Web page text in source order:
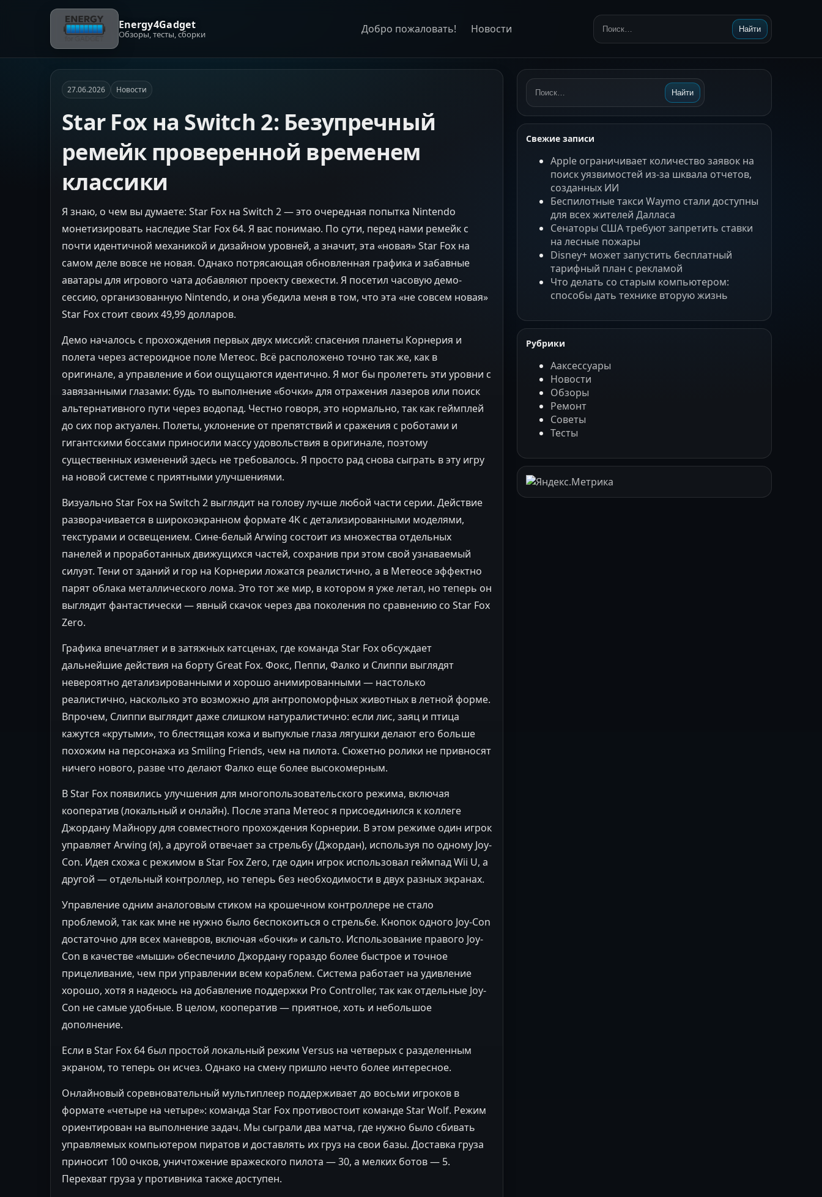
Energy4Gadget
Обзоры, тесты, сборки Добро пожаловать! Новости Поиск: Найти
27.06.2026 Новости
Star Fox на Switch 2: Безупречный
ремейк проверенной временем
классики
Я знаю, о чем вы думаете: Star Fox на Switch 2 — это очередная попытка Nintendo
монетизировать наследие Star Fox 64. Я вас понимаю. По сути, перед нами ремейк с
почти идентичной механикой и дизайном уровней, а значит, эта «новая» Star Fox на
самом деле вовсе не новая. Однако потрясающая обновленная графика и забавные
аватары для игрового чата добавляют проекту свежести. Я посетил часовую демо-
сессию, организованную Nintendo, и она убедила меня в том, что эта «не совсем новая»
Star Fox стоит своих 49,99 долларов.
Демо началось с прохождения первых двух миссий: спасения планеты Корнерия и
полета через астероидное поле Метеос. Всё расположено точно так же, как в
оригинале, а управление и бои ощущаются идентично. Я мог бы пролететь эти уровни с
завязанными глазами: будь то выполнение «бочки» для отражения лазеров или поиск
альтернативного пути через водопад. Честно говоря, это нормально, так как геймплей
до сих пор актуален. Полеты, уклонение от препятствий и сражения с роботами и
гигантскими боссами приносили массу удовольствия в оригинале, поэтому
существенных изменений здесь не требовалось. Я просто рад снова сыграть в эту игру
на новой системе с приятными улучшениями.
Визуально Star Fox на Switch 2 выглядит на голову лучше любой части серии. Действие
разворачивается в широкоэкранном формате 4K с детализированными моделями,
текстурами и освещением. Сине-белый Arwing состоит из множества отдельных
панелей и проработанных движущихся частей, сохранив при этом свой узнаваемый
силуэт. Тени от зданий и гор на Корнерии ложатся реалистично, а в Метеосе эффектно
парят облака металлического лома. Это тот же мир, в котором я уже летал, но теперь он
выглядит фантастически — явный скачок через два поколения по сравнению со Star Fox
Zero.
Графика впечатляет и в затяжных катсценах, где команда Star Fox обсуждает
дальнейшие действия на борту Great Fox. Фокс, Пеппи, Фалко и Слиппи выглядят
невероятно детализированными и хорошо анимированными — настолько
реалистично, насколько это возможно для антропоморфных животных в летной форме.
Впрочем, Слиппи выглядит даже слишком натуралистично: если лис, заяц и птица
кажутся «крутыми», то блестящая кожа и выпуклые глаза лягушки делают его больше
похожим на персонажа из Smiling Friends, чем на пилота. Сюжетно ролики не привносят
ничего нового, разве что делают Фалко еще более высокомерным.
В Star Fox появились улучшения для многопользовательского режима, включая
кооператив (локальный и онлайн). После этапа Метеос я присоединился к коллеге
Джордану Майнору для совместного прохождения Корнерии. В этом режиме один игрок
управляет Arwing (я), а другой отвечает за стрельбу (Джордан), используя по одному Joy-
Con. Идея схожа с режимом в Star Fox Zero, где один игрок использовал геймпад Wii U, а
другой — отдельный контроллер, но теперь без необходимости в двух разных экранах.
Управление одним аналоговым стиком на крошечном контроллере не стало
проблемой, так как мне не нужно было беспокоиться о стрельбе. Кнопок одного Joy-Con
достаточно для всех маневров, включая «бочки» и сальто. Использование правого Joy-
Con в качестве «мыши» обеспечило Джордану гораздо более быстрое и точное
прицеливание, чем при управлении всем кораблем. Система работает на удивление
хорошо, хотя я надеюсь на добавление поддержки Pro Controller, так как отдельные Joy-
Con не самые удобные. В целом, кооператив — приятное, хоть и небольшое
дополнение.
Если в Star Fox 64 был простой локальный режим Versus на четверых с разделенным
экраном, то теперь он исчез. Однако на смену пришло нечто более интересное.
Онлайновый соревновательный мультиплеер поддерживает до восьми игроков в
формате «четыре на четыре»: команда Star Fox противостоит команде Star Wolf. Режим
ориентирован на выполнение задач. Мы сыграли два матча, где нужно было сбивать
управляемых компьютером пиратов и доставлять их груз на свои базы. Доставка груза
приносит 100 очков, уничтожение вражеского пилота — 30, а мелких ботов — 5.
Перехват груза у противника также доступен.
Поиск: Найти
Свежие записи
Apple ограничивает количество заявок на
поиск уязвимостей из-за шквала отчетов,
созданных ИИ
Беспилотные такси Waymo стали доступны
для всех жителей Далласа
Сенаторы США требуют запретить ставки
на лесные пожары
Disney+ может запустить бесплатный
тарифный план с рекламой
Что делать со старым компьютером:
способы дать технике вторую жизнь
Рубрики
Ааксессуары
Новости
Обзоры
Ремонт
Советы
Тесты